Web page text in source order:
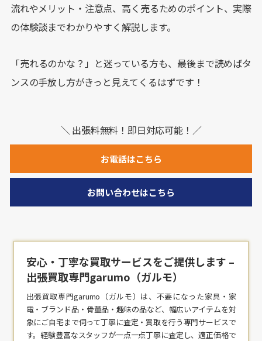
流れやメリット・注意点、高く売るためのポイント、実際
の体験談までわかりやすく解説します。
「売れるのかな？」と迷っている方も、最後まで読めばタ
ンスの手放し方がきっと見えてくるはずです！
＼ 出張料無料！即日対応可能！／
お電話はこちら
お問い合わせはこちら
安心・丁寧な買取サービスをご提供します –
出張買取専門garumo（ガルモ）
出張買取専門garumo（ガルモ）は、不要になった家具・家
電・ブランド品・骨董品・趣味の品など、幅広いアイテムを対
象にご自宅まで伺って丁寧に査定・ 買取を行う専門サービスで
す。経験豊富なスタッフが一点一点丁寧に査定し、適正価格で